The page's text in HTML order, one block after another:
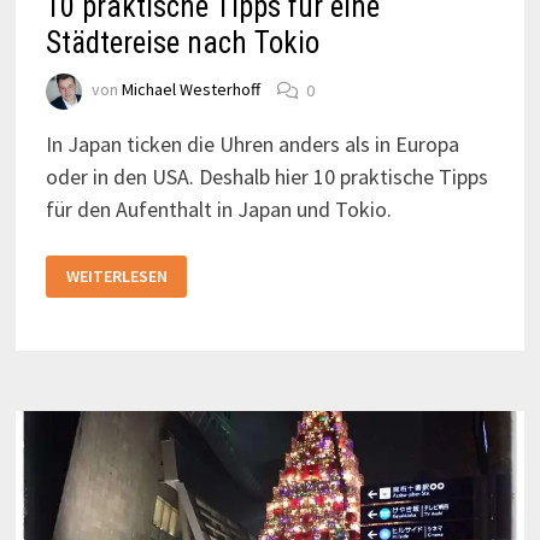
Städtereise nach Tokio
von Michael Westerhoff 0
In Japan ticken die Uhren anders als in Europa
oder in den USA. Deshalb hier 10 praktische Tipps
für den Aufenthalt in Japan und Tokio.
PRAKTISCHE
TIPPS
WEITERLESEN